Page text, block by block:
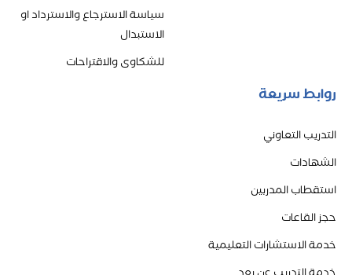
سياسة الاسترجاع والاسترداد او
الاستبدال
للشكاوى والاقتراحات
روابط سريعة
التدريب التعاوني
الشهادات
استقطاب المدربين
حجز القاعات
خدمة الاستشارات التعليمية